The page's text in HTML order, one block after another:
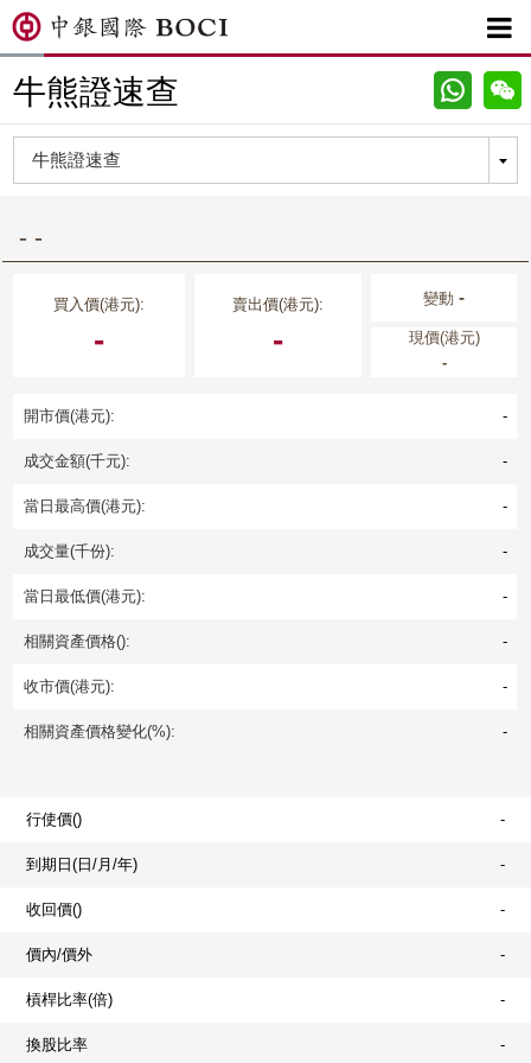

牛熊證速查
- -
買入價(港元):
-
賣出價(港元):
-
變動-
現價(港元)
-
開市價(港元): -
成交金額(千元): -
當日最高價(港元): -
成交量(千份): -
當日最低價(港元): -
相關資產價格(): -
收市價(港元): -
相關資產價格變化(%): -
行使價() -
到期日(日/月/年) -
收回價() -
價內/價外 -
槓桿比率(倍) -
換股比率 -